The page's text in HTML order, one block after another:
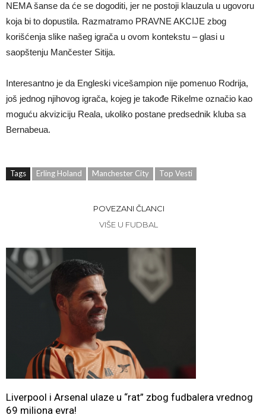
NEMA šanse da će se dogoditi, jer ne postoji klauzula u ugovoru
koja bi to dopustila. Razmatramo PRAVNE AKCIJE zbog
korišćenja slike našeg igrača u ovom kontekstu – glasi u
saopštenju Mančester Sitija.
Interesantno je da Engleski vicešampion nije pomenuo Rodrija,
još jednog njihovog igrača, kojeg je takođe Rikelme označio kao
moguću akviziciju Reala, ukoliko postane predsednik kluba sa
Bernabeua.
Tags Erling Holand Manchester City Top Vesti
POVEZANI ČLANCI
VIŠE U FUDBAL
Liverpool i Arsenal ulaze u “rat” zbog fudbalera vrednog
69 miliona evra!